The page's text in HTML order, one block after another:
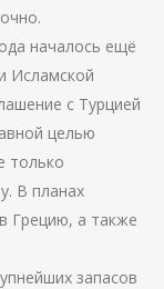
началось ещё
Исламской
с Турцией
целью
только
В планах
Грецию, а также
запасов